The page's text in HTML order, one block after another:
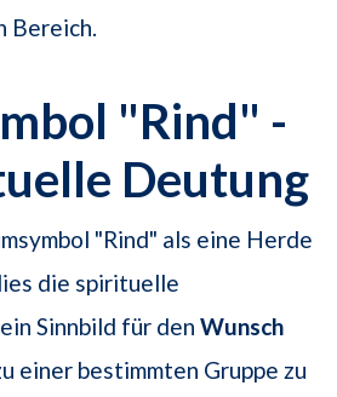
Bereich.
"Rind" -
Deutung
"Rind" als eine Herde
die spirituelle
Sinnbild für den Wunsch
einer bestimmten Gruppe zu